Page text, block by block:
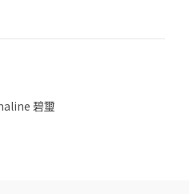
碧璽